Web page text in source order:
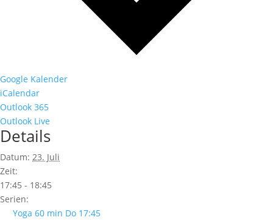
Google Kalender
iCalendar
Outlook 365
Outlook Live
Details
Datum: 23. Juli
Zeit:
17:45 - 18:45
Serien:
Yoga 60 min Do 17:45